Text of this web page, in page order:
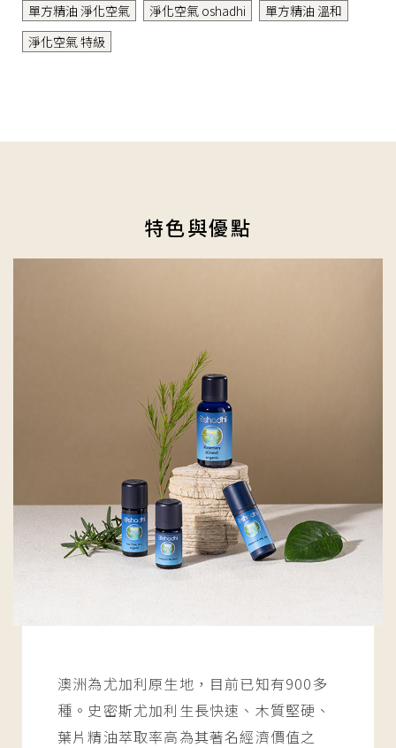
單方精油 淨化空氣
淨化空氣 oshadhi
單方精油 溫和
淨化空氣 特級
特色與優點
澳洲為尤加利原生地，目前已知有900多
種。史密斯尤加利生長快速、木質堅硬、
葉片精油萃取率高為其著名經濟價值之